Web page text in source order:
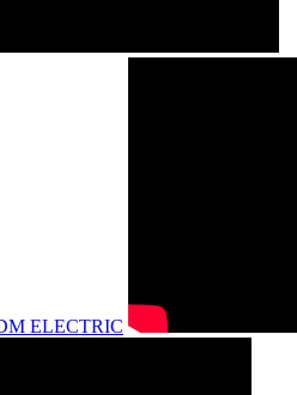
ELECTRIC